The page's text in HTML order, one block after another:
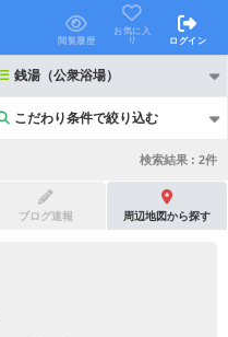
閲覧履歴
お気に入
り
ログイン
銭湯（公衆浴場）
こだわり条件で絞り込む
こだわり条件で絞り込む
検索結果 : 2件
ブログ速報 周辺地図から探す